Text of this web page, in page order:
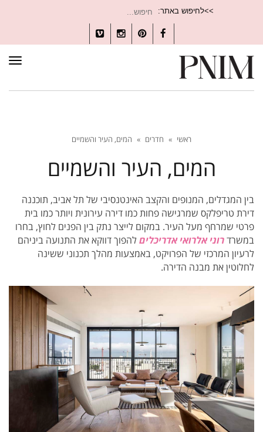
>>לחיפוש באתר:
עבור:
Facebook
Pinterest
Instagram
Vimeo
ראשי » חדרים » המים, העיר והשמיים
המים, העיר והשמיים
בין המגדלים, המנופים והקצב האינטנסיבי של תל אביב, תוכננה
דירת טריפלקס שמרגישה פחות כמו דירה עירונית ויותר כמו בית
פרטי שמרחף מעל העיר. במקום לייצר נתק בין הפנים לחוץ, בחרו
במשרדרוני אלרואי אדריכליםלהפוך דווקא את התנועה ביניהם
לרעיון המרכזי של הפרויקט, באמצעות מהלך תכנוני ששינה
לחלוטין את מבנה הדירה.